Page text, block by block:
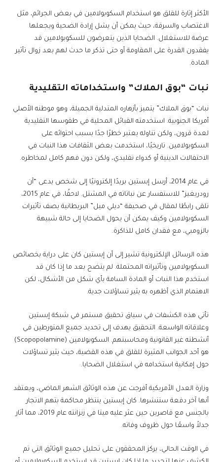
الأكثر إثارة للقلق هو استخدام السكوبولامين في بعض الجرائم، مثل
الاغتصاب والسرقة، حيث يمكن أن يشل إرادة الضحية ويجعلها
عرضة للاستغلال. الضحايا الذين يتعرضون للسكوبولامين قد
يفقدون القدرة على المقاومة أو حتى تذكر ما حدث لهم بعد زوال تأثير
المادة.
نبات “بوق الملاك” واستخداماته التقليدية
نبات “بوق الملاك” يتميز بأزهاره المتدلية الجميلة، وهو موطنه الأصلي
أمريكا الجنوبية. استخدمته القبائل المحلية في طقوسها التقليدية
لعدة قرون، ولكن تناوله يعتبر خطرًا جدًا بسبب احتوائه على
السكوبولامين. تاريخيًا، استخدمت بعض الثقافات هذا النبات في
الاحتفالات الدينية أو كدواء تقليدي، ولكن دون فهم كامل لمخاطره.
في عام 2014، أرسل إبستين بريدًا إلكترونيًا إلى شخص يدعى “آن
رودريغيز” للاستفسار عن نباتاته في المشتل. لاحقًا، في عام 2015،
تلقى رابطًا لمقال في صحيفة “ديلي ميل” البريطانية يصف تأثيرات
السكوبولامين وكيف يمكن أن يحول الضحايا إلى حالة شبيهة
بالزومبي، مع فقدان كامل للذاكرة.
هذه الرسائل الإلكترونية تشير إلى أن إبستين كان على دراية بخصائص
السكوبولامين وتأثيراته المحتملة. لم يتضح بعد ما إذا كان قد
استخدم هذا النبات أو المادة السامة بأي شكل من الأشكال، لكن
الاهتمام الذي أظهره به يثير تساؤلات جدية.
تأتي هذه الكشفات في سياق تحقيق مستمر في شبكة إبستين
وعلاقاته الواسعة. التحقيق يهدف إلى تحديد جميع المتورطين في
أنشطته غير القانونية ومحاسبتهم. السكوبولامين (Scopopolamine)
هو أحد الجوانب المثيرة للقلق في هذه القضية، حيث يثير تساؤلات
حول إمكانية استخدامه في استغلال الضحايا.
وزارة العدل الأمريكية أفرجت عن هذه الوثائق الشهر الماضي، ويعتقد
أنها آخر دفعة ستنشرها. كان إبستين ينتظر محاكمة بتهم الاتجار
بالجنس مع قاصرين حين عثر عليه ميتا في زنزانته عام 2019، مما أثار
جدلاً واسعًا حول ظروف وفاته.
في الوقت الحالي، يركز المحققون على تحليل جميع الوثائق التي تم